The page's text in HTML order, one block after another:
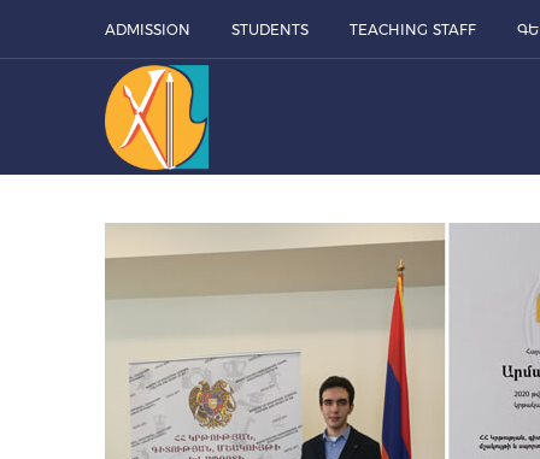
ADMISSION STUDENTS TEACHING STAFF